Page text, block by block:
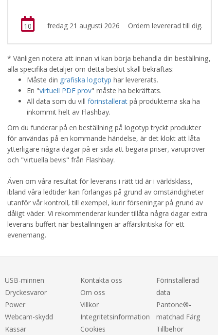
10 fredag 21 augusti 2026 Ordern levererad till dig.
* Vänligen notera att innan vi kan börja behandla din beställning,
alla specifika detaljer om detta beslut skall bekräftas:
Måste din grafiska logotyp har levererats.
En "virtuell PDF prov" måste ha bekräftats.
All data som du vill förinstallerat på produkterna ska ha
inkommit helt av Flashbay.
Om du funderar på en beställning på logotyp tryckt produkter
för användas på en kommande händelse, är det klokt att låta
ytterligare några dagar på er sida att begära priser, varuprover
och "virtuella bevis" från Flashbay.
Även om våra resultat för leverans i rätt tid är i världsklass,
ibland våra ledtider kan förlängas på grund av omständigheter
utanför vår kontroll, till exempel, kurir förseningar på grund av
dåligt väder. Vi rekommenderar kunder tillåta några dagar extra
leverans buffert när beställningen är affärskritiska för ett
evenemang.
USB-minnen
Dryckesvaror
Power
Webcam-skydd
Kassar
Kontakta oss
Om oss
Villkor
Integritetsinformation
Cookies
Förinstallerad
data
Pantone®-
matchad Färg
Tillbehör